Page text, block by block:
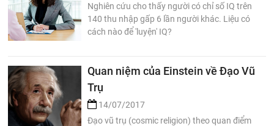
Nghiên cứu cho thấy người có chỉ số IQ trên
140 thu nhập gấp 6 lần người khác. Liệu có
cách nào để 'luyện' IQ?
Quan niệm của Einstein về Đạo Vũ
Trụ
14/07/2017
Đạo vũ trụ (cosmic religion) theo quan điểm